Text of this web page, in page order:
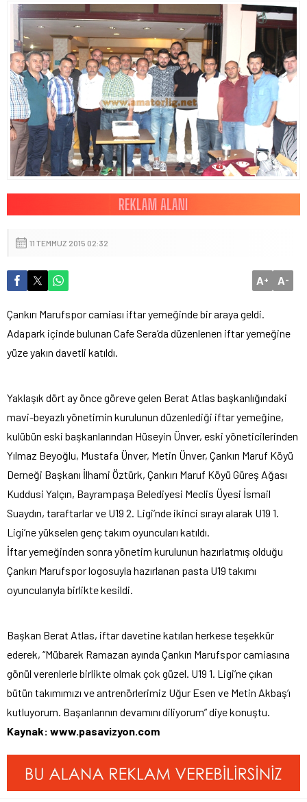
11 TEMMUZ 2015 02:32
A+ A-
Çankırı Marufspor camiası iftar yemeğinde bir araya geldi.
Adapark içinde bulunan Cafe Sera’da düzenlenen iftar yemeğine
yüze yakın davetli katıldı.
Yaklaşık dört ay önce göreve gelen Berat Atlas başkanlığındaki
mavi-beyazlı yönetimin kurulunun düzenlediği iftar yemeğine,
kulübün eski başkanlarından Hüseyin Ünver, eski yöneticilerinden
Yılmaz Beyoğlu, Mustafa Ünver, Metin Ünver, Çankırı Maruf Köyü
Derneği Başkanı İlhami Öztürk, Çankırı Maruf Köyü Güreş Ağası
Kuddusi Yalçın, Bayrampaşa Belediyesi Meclis Üyesi İsmail
Suaydın, taraftarlar ve U19 2. Ligi’nde ikinci sırayı alarak U19 1.
Ligi’ne yükselen genç takım oyuncuları katıldı.
İftar yemeğinden sonra yönetim kurulunun hazırlatmış olduğu
Çankırı Marufspor logosuyla hazırlanan pasta U19 takımı
oyuncularıyla birlikte kesildi.
Başkan Berat Atlas, iftar davetine katılan herkese teşekkür
ederek, “Mübarek Ramazan ayında Çankırı Marufspor camiasına
gönül verenlerle birlikte olmak çok güzel. U19 1. Ligi’ne çıkan
bütün takımımızı ve antrenörlerimiz Uğur Esen ve Metin Akbaş’ı
kutluyorum. Başarılarının devamını diliyorum” diye konuştu.
Kaynak: www.pasavizyon.com